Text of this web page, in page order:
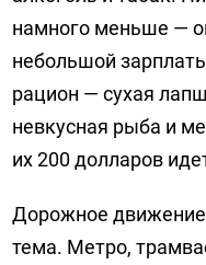
намного меньше —
небольшой
рацион — сухая
невкусная рыба и
их 200 долларов
Дорожное движение
тема. Метро,